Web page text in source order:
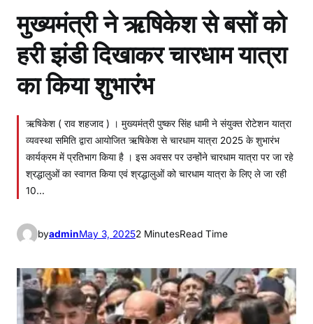
मुख्यमंत्री ने ऋषिकेश से बसों को
हरी झंडी दिखाकर चारधाम यात्रा
का किया शुभारंभ
ऋषिकेश ( राव शहजाद ) । मुख्यमंत्री पुष्कर सिंह धामी ने संयुक्त रोटेशन यात्रा
व्यवस्था समिति द्वारा आयोजित ऋषिकेश से चारधाम यात्रा 2025 के शुभारंभ
कार्यक्रम में प्रतिभाग किया है । इस अवसर पर उन्होंने चारधाम यात्रा पर जा रहे
श्रद्धालुओं का स्वागत किया एवं श्रद्धालुओं को चारधाम यात्रा के लिए ले जा रही
10…
byadminMay 3, 20252 MinutesRead Time